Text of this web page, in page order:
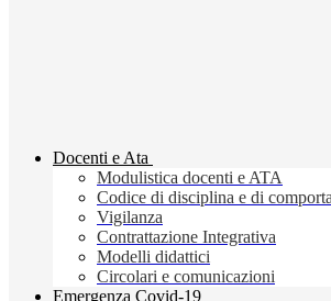
Docenti e Ata
Modulistica docenti e ATA
Codice di disciplina e di
Vigilanza
Contrattazione Integrativa
Modelli didattici
Circolari e comunicazioni
Emergenza Covid-19